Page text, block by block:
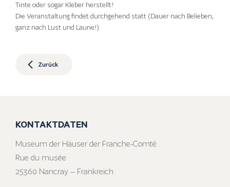
Tinte oder sogar Kleber herstellt!
Die Veranstaltung findet durchgehend statt (Dauer nach Belieben,
ganz nach Lust und Laune!)
Zurück
KONTAKTDATEN
Museum der Häuser der Franche-Comté
Rue du musée
25360 Nancray – Frankreich